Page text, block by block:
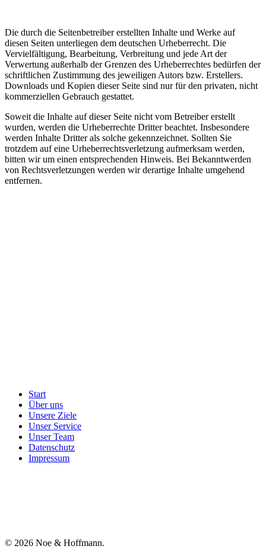
Die durch die Seitenbetreiber erstellten Inhalte und Werke auf
diesen Seiten unterliegen dem deutschen Urheberrecht. Die
Vervielfältigung, Bearbeitung, Verbreitung und jede Art der
Verwertung außerhalb der Grenzen des Urheberrechtes bedürfen der
schriftlichen Zustimmung des jeweiligen Autors bzw. Erstellers.
Downloads und Kopien dieser Seite sind nur für den privaten, nicht
kommerziellen Gebrauch gestattet.
Soweit die Inhalte auf dieser Seite nicht vom Betreiber erstellt
wurden, werden die Urheberrechte Dritter beachtet. Insbesondere
werden Inhalte Dritter als solche gekennzeichnet. Sollten Sie
trotzdem auf eine Urheberrechtsverletzung aufmerksam werden,
bitten wir um einen entsprechenden Hinweis. Bei Bekanntwerden
von Rechtsverletzungen werden wir derartige Inhalte umgehend
entfernen.
Start
Über uns
Unsere Ziele
Unser Service
Unser Team
Datenschutz
Impressum
© 2026 Noe & Hoffmann.